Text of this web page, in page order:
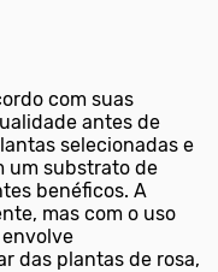
com suas
antes de
selecionadas e
um substrato de
benéficos. A
mas com o uso
das plantas de rosa,